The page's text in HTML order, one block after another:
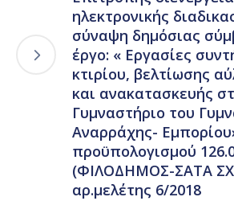
ηλεκτρονικής
σύναψη δημόσιας
έργο: « Εργασίες
κτιρίου, βελτίωσης
και ανακατασκευής
Γυμναστήριο του
Αναρράχης-
προϋπολογισμού
(ΦΙΛΟΔΗΜΟΣ-ΣΑΤΑ
αρ.μελέτης 6/2018